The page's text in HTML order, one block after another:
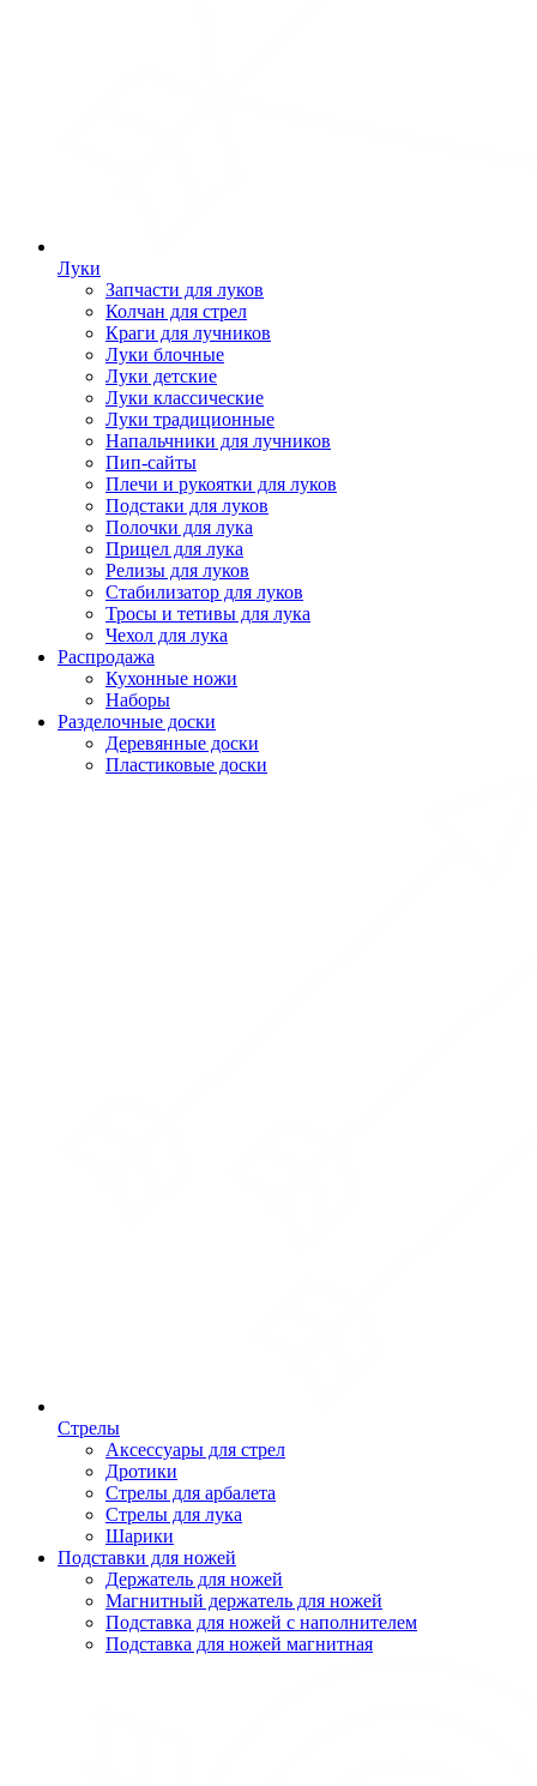
Луки
Запчасти для луков
Колчан для стрел
Краги для лучников
Луки блочные
Луки детские
Луки классические
Луки традиционные
Напальчники для лучников
Пип-сайты
Плечи и рукоятки для луков
Подстаки для луков
Полочки для лука
Прицел для лука
Релизы для луков
Стабилизатор для луков
Тросы и тетивы для лука
Чехол для лука
Распродажа
Кухонные ножи
Наборы
Разделочные доски
Деревянные доски
Пластиковые доски
Стрелы
Аксессуары для стрел
Дротики
Стрелы для арбалета
Стрелы для лука
Шарики
Подставки для ножей
Держатель для ножей
Магнитный держатель для ножей
Подставка для ножей с наполнителем
Подставка для ножей магнитная